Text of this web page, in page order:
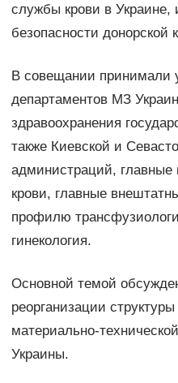
службы крови в Украине,
безопасности донорской
В совещании принимали
департаментов МЗ
здравоохранения
также Киевской и
администраций,
крови, главные
профилю
гинекология.
Основной темой
реорганизации
материально-
Украины.